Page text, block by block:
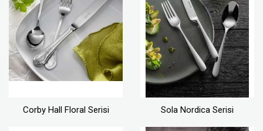
Corby Hall Floral Serisi Sola Nordica Serisi